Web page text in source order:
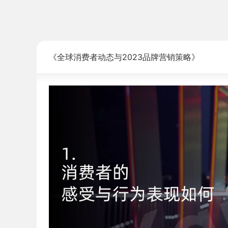
《全球消费者动态与2023品牌营销策略》